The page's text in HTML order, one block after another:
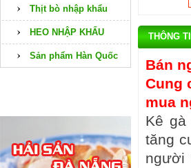
Thịt bò nhập khẩu
HEO NHẬP KHẨU
Sản phẩm Hàn Quốc
THÔNG
Bán
Cung
mua
Kê
tăng
người